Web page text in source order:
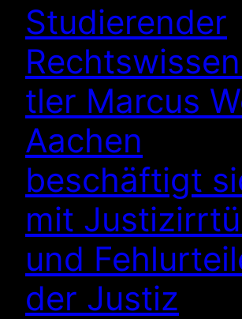
Studierender
tler Marcus
Aachen
beschäftigt
mit
und
der Justiz